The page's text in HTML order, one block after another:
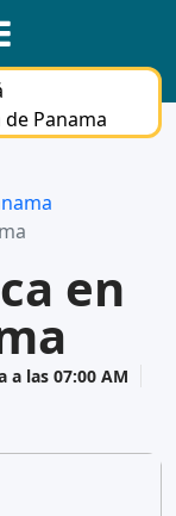
Panama
en
a las 07:00 AM